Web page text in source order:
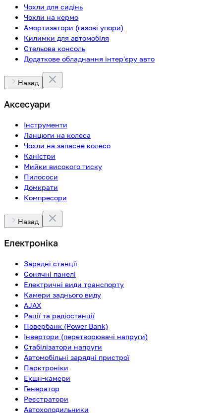
Чохли для сидінь
Чохли на кермо
Амортизатори (газові упори)
Килимки для автомобіля
Стельова консоль
Додаткове обладнання інтер'єру авто
Назад
Аксесуари
Інструменти
Ланцюги на колеса
Чохли на запасне колесо
Каністри
Мийки високого тиску
Пилососи
Домкрати
Компресори
Назад
Електроніка
Зарядні станції
Сонячні панелі
Електричні види транспорту
Камери заднього виду
AJAX
Рації та радіостанції
Повербанк (Power Bank)
Інвертори (перетворювачі напруги)
Стабілізатори напруги
Автомобільні зарядні пристрої
Парктроніки
Екшн-камери
Генератор
Реєстратори
Автохолодильники